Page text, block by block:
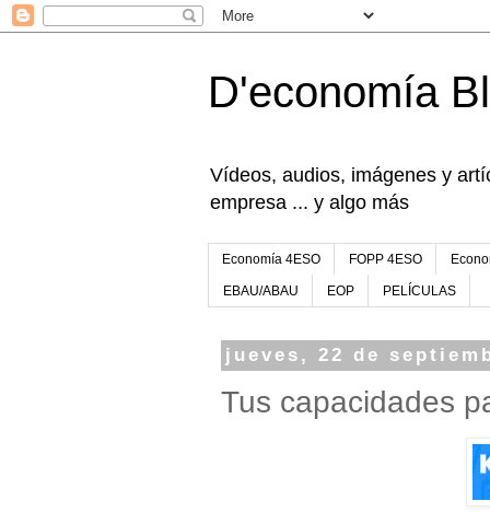
D'economía
Vídeos, audios, imágenes y
empresa ... y algo más
Economía 4ESO FOPP 4ESO
EBAU/ABAU EOP PELÍCULAS
jueves, 22 de
Tus capacidades